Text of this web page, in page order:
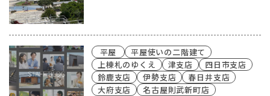
平屋
平屋使いの二階建て
上棟札のゆくえ
津支店
四日市支店
鈴鹿支店
伊勢支店
春日井支店
大府支店
名古屋則武新町店